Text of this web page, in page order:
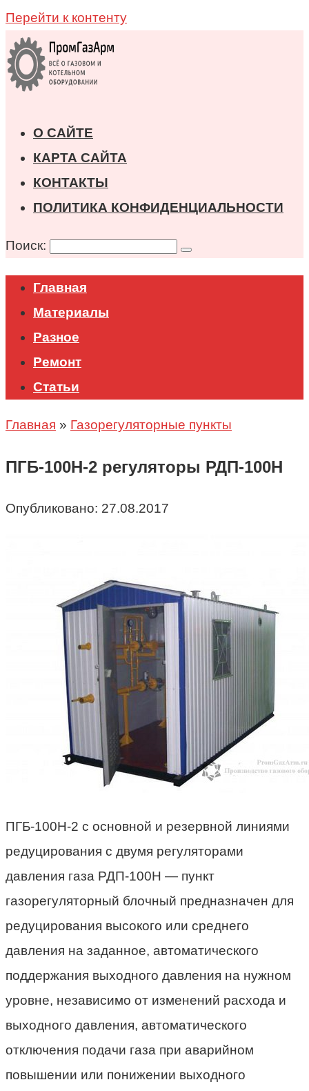
Перейти к контенту
О САЙТЕ
КАРТА САЙТА
КОНТАКТЫ
ПОЛИТИКА КОНФИДЕНЦИАЛЬНОСТИ
Поиск:
Главная
Материалы
Разное
Ремонт
Статьи
Главная » Газорегуляторные пункты
ПГБ-100Н-2 регуляторы РДП-100Н
Опубликовано: 27.08.2017
ПГБ-100Н-2 с основной и резервной линиями
редуцирования с двумя регуляторами
давления газа РДП-100Н — пункт
газорегуляторный блочный предназначен для
редуцирования высокого или среднего
давления на заданное, автоматического
поддержания выходного давления на нужном
уровне, независимо от изменений расхода и
выходного давления, автоматического
отключения подачи газа при аварийном
повышении или понижении выходного